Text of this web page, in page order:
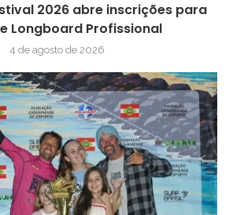
2026 abre inscrições para
Longboard Profissional
4 de agosto de 2026